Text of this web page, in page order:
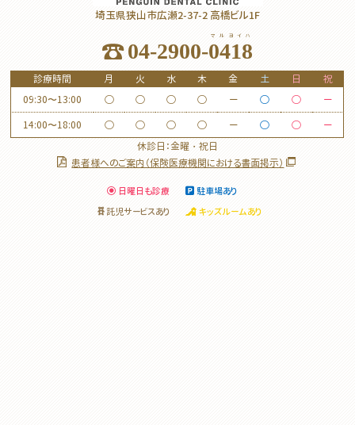
埼玉県狭山市広瀬2-37-2 高橋ビル1F
04-2900-0418
マルヨイハ
診療時間 月 火 水 木 金 土 日 祝
休診日：金曜・祝日
09:30〜13:00 ◯ ◯ ◯ ◯ ー ◯ ◯
ー
14:00〜18:00
◯ ◯ ◯ ◯ ー ◯ ◯ ー
患者様へのご案内（保険医療機関における書面掲示）
日曜日も診療
駐車場あり
託児サービスあり
キッズルームあり